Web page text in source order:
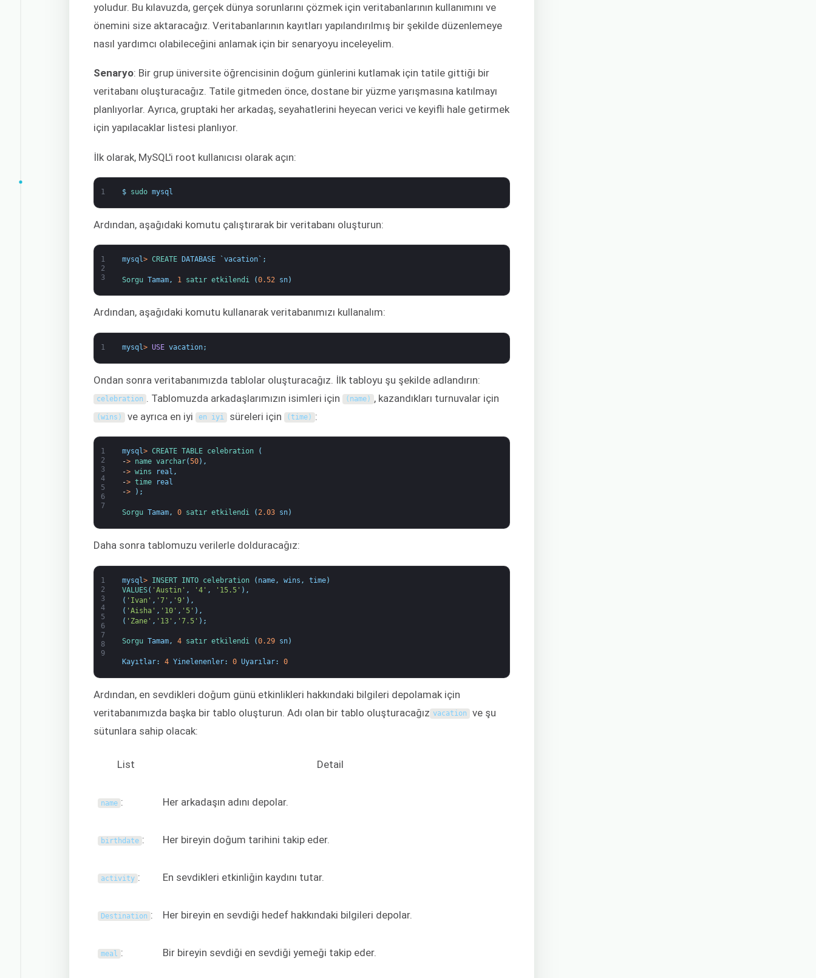
yoludur. Bu kılavuzda, gerçek dünya sorunlarını çözmek için veritabanlarının kullanımını ve
önemini size aktaracağız. Veritabanlarının kayıtları yapılandırılmış bir şekilde düzenlemeye
nasıl yardımcı olabileceğini anlamak için bir senaryoyu inceleyelim.
Senaryo: Bir grup üniversite öğrencisinin doğum günlerini kutlamak için tatile gittiği bir
veritabanı oluşturacağız. Tatile gitmeden önce, dostane bir yüzme yarışmasına katılmayı
planlıyorlar. Ayrıca, gruptaki her arkadaş, seyahatlerini heyecan verici ve keyifli hale getirmek
için yapılacaklar listesi planlıyor.
İlk olarak, MySQL'i root kullanıcısı olarak açın:
1 $ sudo mysql
Ardından, aşağıdaki komutu çalıştırarak bir veritabanı oluşturun:
1
2
3
mysql> CREATE DATABASE `vacation` ;
Sorgu Tamam, 1 satır etkilendi (0.52 sn)
Ardından, aşağıdaki komutu kullanarak veritabanımızı kullanalım:
1 mysql> USE vacation;
Ondan sonra veritabanımızda tablolar oluşturacağız. İlk tabloyu şu şekilde adlandırın:
celebration . Tablomuzda arkadaşlarımızın isimleri için ( name) , kazandıkları turnuvalar için
(wins ) ve ayrıca en iyi en iyi süreleri için (time) :
1
2
3
4
5
6
7
mysql> CREATE TABLE celebration
(
-> name varchar(50) ,
-> wins real ,
-> time
real
-> ) ;
Sorgu Tamam, 0 satır etkilendi (2.03 sn)
Daha sonra tablomuzu verilerle dolduracağız:
1
2
3
4
5
6
7
8
9
mysql > INSERT INTO celebration ( name, wins , time)
VALUES( 'Austin' , '4' , '15.5' ) ,
( 'Ivan' , '7' , '9' ) ,
( 'Aisha' , '10' , '5' ) ,
( 'Zane' , '13' , '7.5' ) ;
Sorgu Tamam, 4 satır etkilendi (0.29 sn)
Kayıtlar: 4 Yinelenenler: 0 Uyarılar: 0
Ardından, en sevdikleri doğum günü etkinlikleri hakkındaki bilgileri depolamak için
veritabanımızda başka bir tablo oluşturun. Adı olan bir tablo oluşturacağız vacation ve şu
sütunlara sahip olacak:
List Detail
name : Her arkadaşın adını depolar.
birthdate : Her bireyin doğum tarihini takip eder.
activity : En sevdikleri etkinliğin kaydını tutar.
Destination : Her bireyin en sevdiği hedef hakkındaki bilgileri depolar.
meal : Bir bireyin sevdiği en sevdiği yemeği takip eder.